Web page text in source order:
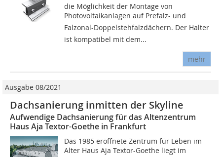
die Möglichkeit der Montage von
Photovoltaikanlagen auf Prefalz- und
Falzonal-Doppelstehfalzdächern. Der Halter
ist kompatibel mit dem...
mehr
Ausgabe 08/2021
Dachsanierung inmitten der Skyline
Aufwendige Dachsanierung für das Altenzentrum
Haus Aja Textor-Goethe in Frankfurt
Das 1985 eröffnete Zentrum für Leben im
Alter Haus Aja Textor-Goethe liegt im